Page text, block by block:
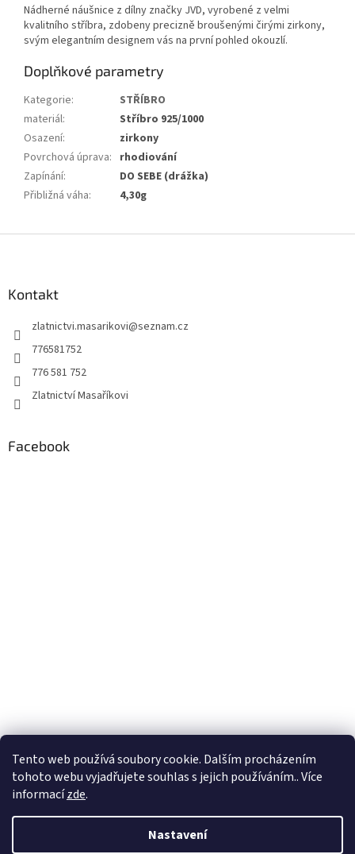
Tento web používá soubory cookie. Dalším procházením
tohoto webu vyjadřujete souhlas s jejich používáním.. Více
informacízde.
Nastavení
Nádherné náušnice z dílny značky JVD, vyrobené z velmi
kvalitního stříbra, zdobeny precizně broušenými čirými zirkony,
svým elegantním designem vás na první pohled okouzlí.
Doplňkové parametry
Kategorie:
STŘÍBRO
materiál:
Stříbro 925/1000
Osazení:
zirkony
Povrchová úprava: rhodiování
Zapínání:
DO SEBE (drážka)
Přibližná váha: 4,30g
Kontakt
zlatnictvi.masarikovi@seznam.cz
776581752
776 581 752
Zlatnictví Masaříkovi
Facebook
Vytvořil Shoptet